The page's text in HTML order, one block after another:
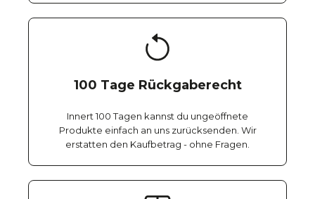
100 Tage Rückgaberecht
Innert 100 Tagen kannst du ungeöffnete
Produkte einfach an uns zurücksenden. Wir
erstatten den Kaufbetrag - ohne Fragen.